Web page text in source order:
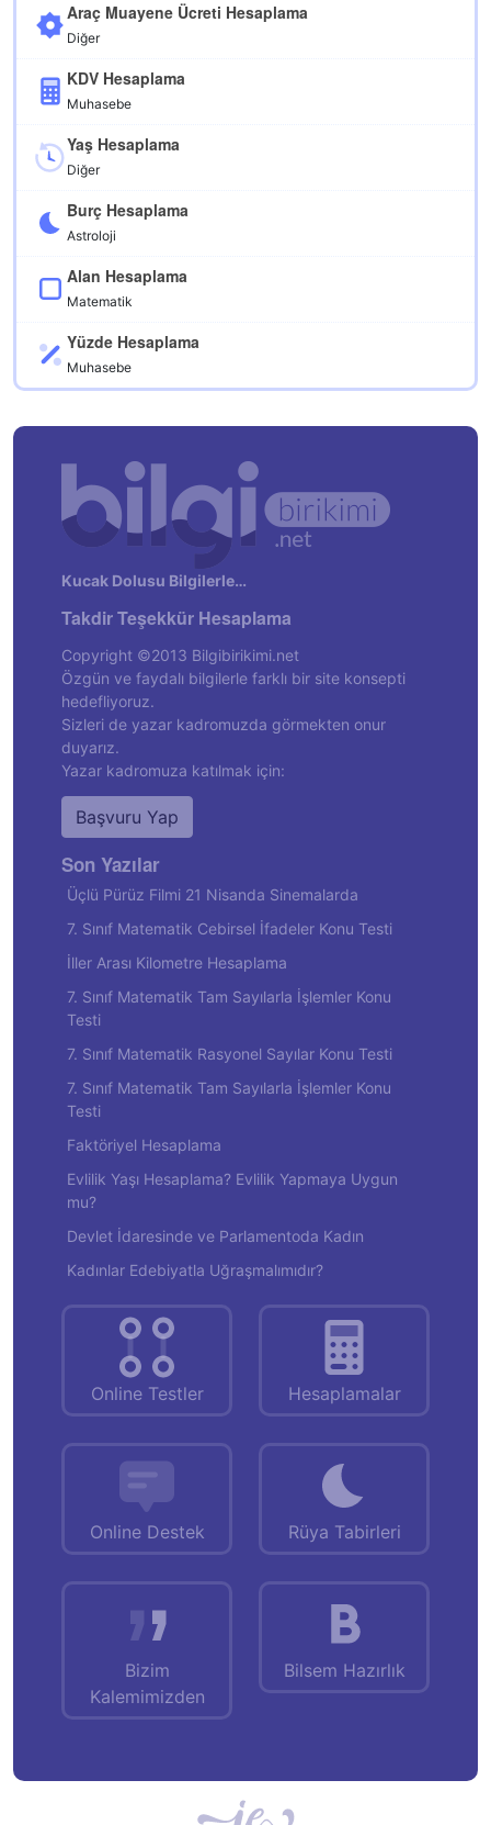
Araç Muayene Ücreti Hesaplama
Diğer
KDV Hesaplama
Muhasebe
Yaş Hesaplama
Diğer
Burç Hesaplama
Astroloji
Alan Hesaplama
Matematik
Yüzde Hesaplama
Muhasebe
Kucak Dolusu Bilgilerle…
Takdir Teşekkür Hesaplama
Copyright ©2013 Bilgibirikimi.net
Özgün ve faydalı bilgilerle farklı bir site konsepti
hedefliyoruz.
Sizleri de yazar kadromuzda görmekten onur
duyarız.
Yazar kadromuza katılmak için:
Başvuru Yap
Son Yazılar
Üçlü Pürüz Filmi 21 Nisanda Sinemalarda
7. Sınıf Matematik Cebirsel İfadeler Konu Testi
İller Arası Kilometre Hesaplama
7. Sınıf Matematik Tam Sayılarla İşlemler Konu
Testi
7. Sınıf Matematik Rasyonel Sayılar Konu Testi
7. Sınıf Matematik Tam Sayılarla İşlemler Konu
Testi
Faktöriyel Hesaplama
Evlilik Yaşı Hesaplama? Evlilik Yapmaya Uygun
mu?
Devlet İdaresinde ve Parlamentoda Kadın
Kadınlar Edebiyatla Uğraşmalımıdır?
Online Testler Hesaplamalar
Online Destek Rüya Tabirleri
Bizim
Kalemimizden
Bilsem Hazırlık